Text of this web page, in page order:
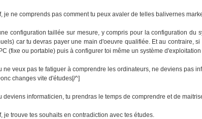
je ne comprends pas comment tu peux avaler de telles balivernes
configuration taillée sur mesure, y compris pour la configuration du
car tu devras payer une main d'oeuvre qualifiée. Et au contraire,
(fixe ou portable) puis à configurer toi même un système
ne veux pas te fatiguer à comprendre les ordinateurs, ne deviens pas
changes vite d'études[/^]
deviens informaticien, tu prendras le temps de comprendre et de
je trouve tes souhaits en contradiction avec tes études.